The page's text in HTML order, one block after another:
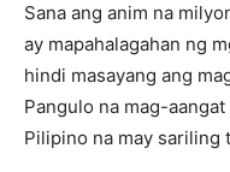
Sana ang anim na
ay mapahalagahan ng
hindi masayang ang
Pangulo na mag-
Pilipino na may sariling